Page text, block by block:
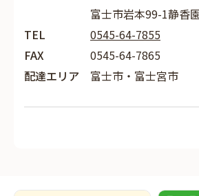
富士市岩本99-1静香
TEL
0545-64-7855
FAX
0545-64-7865
配達エリア
富士市・富士宮市